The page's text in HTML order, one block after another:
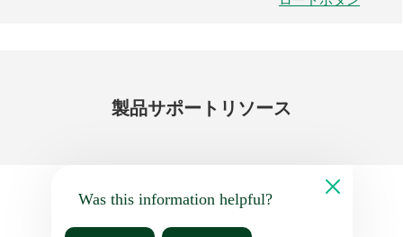
製品サポート リソース
Was this information helpful?